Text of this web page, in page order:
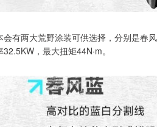
会有两大荒野涂装可供选择，分别是春
32.5KW，最大扭矩44N·m。